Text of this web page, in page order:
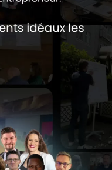
croissance
de donner un
avec des
ont fait leurs